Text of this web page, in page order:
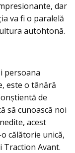
dar
va fi o paralelă
autohtonă.
persoana
este o tânără
de
să cunoască noi
acest
călătorie unică,
Traction Avant.